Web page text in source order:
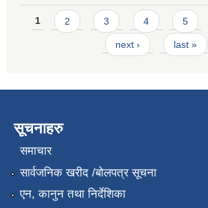
Pages
1 2 3 4 5
next › last »
सूचनाहरु
समाचार
सार्वजनिक खरीद /बोलपत्र सूचना
एन, कानुन तथा निर्देशिका